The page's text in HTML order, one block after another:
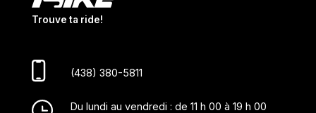
Trouve ta ride!
(438) 380-5811
Du lundi au vendredi : de 11 h 00 à 19 h 00